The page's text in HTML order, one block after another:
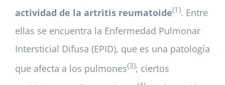
actividad de la artritis reumatoide(1). Entre
ellas se encuentra la Enfermedad Pulmonar
Intersticial Difusa (EPID), que es una patología
que afecta a los pulmones(3); ciertos